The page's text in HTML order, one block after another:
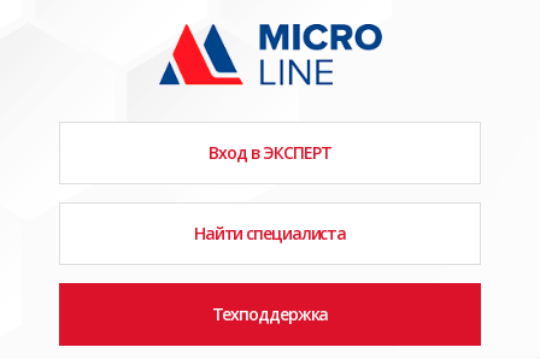
Вход в ЭКСПЕРТ
Найти специалиста
Техподдержка